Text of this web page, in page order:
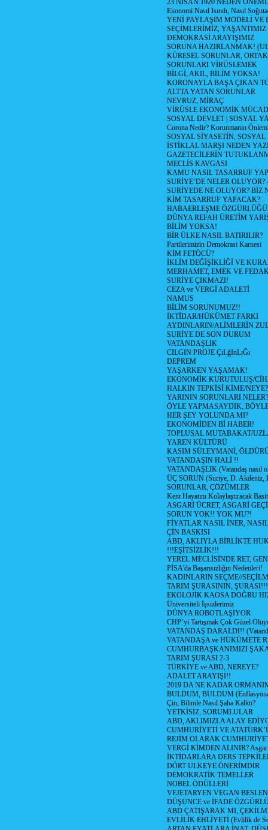
23 NİSAN 1920 NEDEN
Ekonomi Nasıl Isındı, Nasıl
YENİ PAYLAŞIM MODELİ VE
SEÇİMLERİMİZ, YAŞANTIMIZ
DEMOKRASİ ARAYIŞIMIZ
SORUNA HAZIRLANMAK!
KÜRESEL SORUNLAR,
SORUNLARI VİRÜSLEMEK
BİLGİ, AKIL, BİLİM YOKSA!
KORONAYLA BAŞA ÇIKAN
ALTTA YATAN SORUNLAR
NEVRUZ, MİRAÇ
VİRÜSLE EKONOMİK
SOSYAL DEVLET | SOSYAL
Corona Nedir? Korunmanın
SOSYAL SİYASETİN,
İSTİKLAL MARŞI NEDEN
GAZETECİLERİN
MECLİS KAVGASI
KAMU NASIL TASARRUF
SURİYE’DE NELER OLUYOR?
SURİYEDE NE OLUYOR? BİZ
KİM TASARRUF YAPACAK?
HABAERLEŞME
DÜNYA REFAH ÜRETİM
BİLİM YOKSA!
BİR ÜLKE NASIL BATIRILIR?
Partilerimizin Demokrasi Karnesi
KİM FETÖCÜ?
İKLİM DEĞİŞİKLİĞİ VE
MERHAMET, EMEK VE
SURİYE ÇIKMAZI!
CEZA ve VERGİ ADALETİ
NAMUS
BİLİM SORUNUMUZ!!
İKTİDAR/HÜKÜMET FARKI
AYDINLARIN/ALİMLERİN
SURİYE DE SON DURUM
VATANDAŞLIK
CILGIN PROJE ÇıLğInLıĞı
DEPREM
YAŞARKEN YAŞAMAK!
EKONOMİK KURUTULUŞ/
HALKIN TEPKİSİ KİME/NEYE?
YARININ SORUNLARI NELER?
ÖYLE YAPMASAYDIK,
HER ŞEY YOLUNDA MI?
EKONOMİDEN Bİ HABER!
TOPLUSAL MUTABAKAT/
YAREN KÜLTÜRÜ
KASIM SÜLEYMANİ,
VATANDAŞIN HALİ !!
VATANDAŞLIK (Vatandaş nasıl
ÜÇ SORUN (Suriye, D. Akdeniz,
SORUNLAR, ÇÖZÜMLER
Kent Hayatını Kolaylaştıracak
ASGARİ ÜCRET, ASGARİ
SORUN YOK!! YOK MU?!
FİYATLAR NASIL İNER,
ÇİN BASKISI
ABD, AKLIYLA BİRLİKTE
!!!EŞİTSİZLİK!!!
YEREL MECLİSİNDE RET,
PİSA'da Başarısızlığın Nedenleri!
KADINLARIN SEÇME//
TARIM ŞURASININ, ŞURASI!!!
EKOLOJİK KAOSA DOĞRU
Üniversiteli İşsizlerimiz
DÜNYA ROBOTLAŞIYOR
CHP’yi Tartışmak Çok Güzel
VATANDAŞ DARALDI!!
VATANDAŞA ve HÜKÜMETE
CUMHURBAŞKANIMIZI
TARIM ŞURASI 2-3
TÜRKİYE ve ABD, NEREYE?
ADALET ARAYIŞI!!
2019 DA NE KADAR
BULDUM, BULDUM
Çin, Bilimle Nasıl Şaha Kalktı?
YETKİSİZ, SORUMLULAR
ABD, AKLIMIZLA ALAY
CUMHURİYETİ VE
REJİM OLARAK
VERGİ KİMDEN ALINIR?
İKTİDARLARA DERS
DÖRT ÜLKEYE ÖNERİMDİR
DEMOKRATİK TEMELLER
NOBEL ÖDÜLLERİ
VEJETARYEN VEGAN
DÜŞÜNCE ve İFADE
ABD ÇATIŞARAK MI,
EVLİLİK EHLİYETİ (Evlilik de